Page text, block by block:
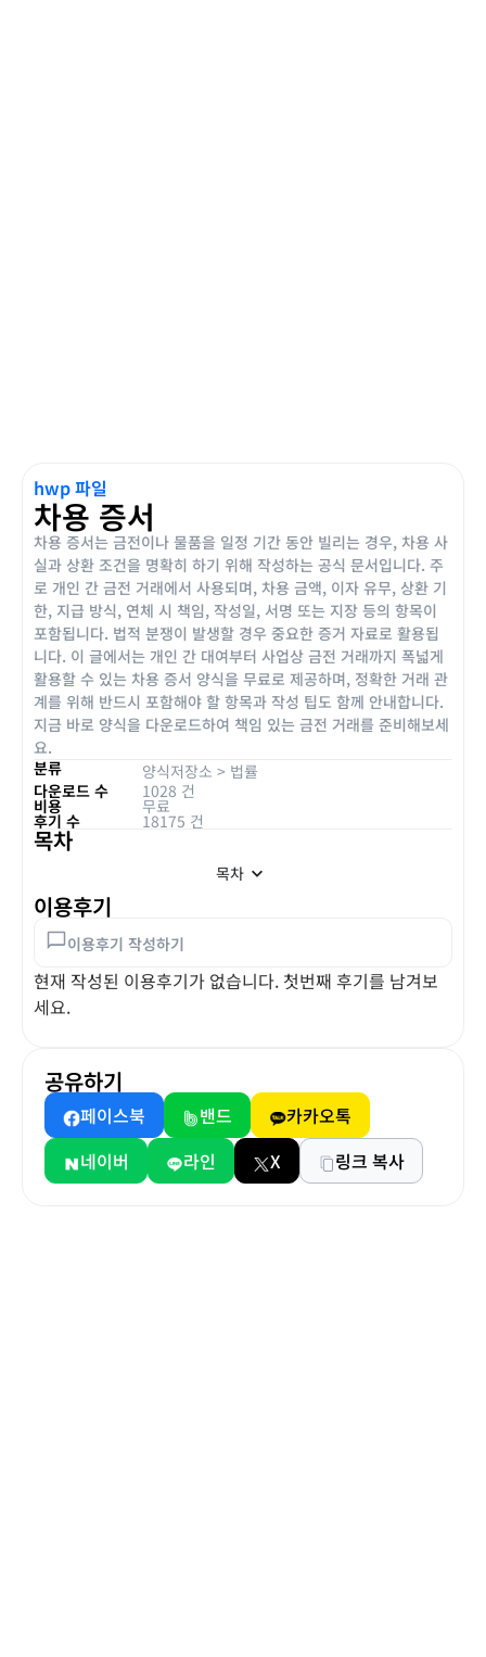
hwp 파일
차용 증서
차용 증서는 금전이나 물품을 일정 기간 동안 빌리는 경우, 차용 사
실과 상환 조건을 명확히 하기 위해 작성하는 공식 문서입니다. 주
로 개인 간 금전 거래에서 사용되며, 차용 금액, 이자 유무, 상환 기
한, 지급 방식, 연체 시 책임, 작성일, 서명 또는 지장 등의 항목이
포함됩니다. 법적 분쟁이 발생할 경우 중요한 증거 자료로 활용됩
니다. 이 글에서는 개인 간 대여부터 사업상 금전 거래까지 폭넓게
활용할 수 있는 차용 증서 양식을 무료로 제공하며, 정확한 거래 관
계를 위해 반드시 포함해야 할 항목과 작성 팁도 함께 안내합니다.
지금 바로 양식을 다운로드하여 책임 있는 금전 거래를 준비해보세
요.
분류
양식저장소 > 법률
다운로드 수
1028 건
비용 무료
후기 수 18175 건
목차
목차
이용후기
이용후기 작성하기
현재 작성된 이용후기가 없습니다. 첫번째 후기를 남겨보
세요.
공유하기
페이스북 밴드
카카오톡
네이버
라인 X 링크 복사